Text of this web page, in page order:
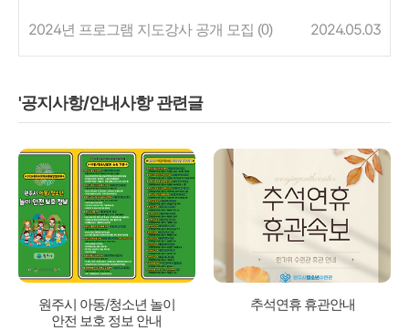
2024년 프로그램 지도강사 공개 모집 (0) 2024.05.03
'공지사항/안내사항' 관련글
원주시 아동/청소년 놀이
안전 보호 정보 안내
추석연휴 휴관안내